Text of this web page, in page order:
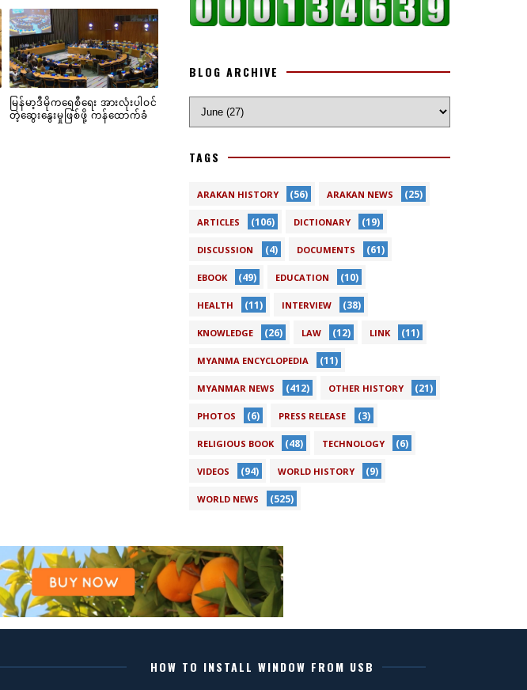
မြန်မာ့ဒီမိုကရေစီရေး အားလုံးပါဝင်
တဲ့ဆွေးနွေးမှုဖြစ်ဖို့ ကန်ထောက်ခံ
BLOG ARCHIVE
TAGS
ARAKAN HISTORY (56) ARAKAN NEWS (25)
ARTICLES (106) DICTIONARY (19)
DISCUSSION (4) DOCUMENTS (61)
EBOOK (49) EDUCATION (10)
HEALTH (11) INTERVIEW (38)
KNOWLEDGE (26) LAW (12) LINK (11)
MYANMA ENCYCLOPEDIA (11)
MYANMAR NEWS (412) OTHER HISTORY (21)
PHOTOS (6) PRESS RELEASE (3)
RELIGIOUS BOOK (48) TECHNOLOGY (6)
VIDEOS (94) WORLD HISTORY (9)
WORLD NEWS (525)
HOW TO INSTALL WINDOW FROM USB